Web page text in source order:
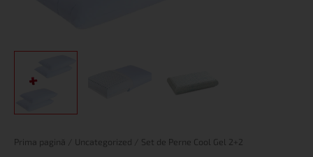
Prima pagină Uncategorized / Set de Perne Cool Gel 2+2
Cantitate